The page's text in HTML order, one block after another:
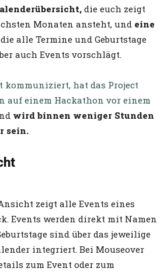
die euch zeigt
Monaten ansteht, und eine
die alle Termine und Geburtstage
auch Events vorschlägt.
kommuniziert, hat das Project
auf einem Hackathon vor einem
wird binnen weniger Stunden
sein.
zeigt alle Events eines
Events werden direkt mit Namen
sind über das jeweilige
integriert. Bei Mouseover
zum Event oder zum